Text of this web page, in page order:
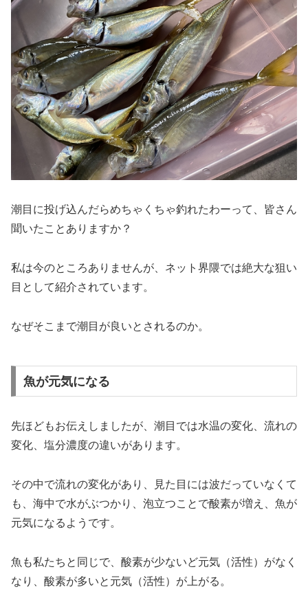
潮目に投げ込んだらめちゃくちゃ釣れたわーって、皆さん
聞いたことありますか？
私は今のところありませんが、ネット界隈では絶大な狙い
目として紹介されています。
なぜそこまで潮目が良いとされるのか。
魚が元気になる
先ほどもお伝えしましたが、潮目では水温の変化、流れの
変化、塩分濃度の違いがあります。
その中で流れの変化があり、見た目には波だっていなくて
も、海中で水がぶつかり、泡立つことで酸素が増え、魚が
元気になるようです。
魚も私たちと同じで、酸素が少ないど元気（活性）がなく
なり、酸素が多いと元気（活性）が上がる。